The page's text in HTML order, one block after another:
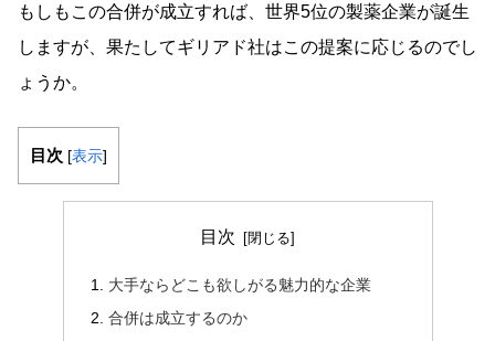
もしもこの合併が成立すれば、世界5位の製薬企業が誕生
しますが、果たしてギリアド社はこの提案に応じるのでし
ょうか。
目次 [表示]
目次
大手ならどこも欲しがる魅力的な企業
合併は成立するのか